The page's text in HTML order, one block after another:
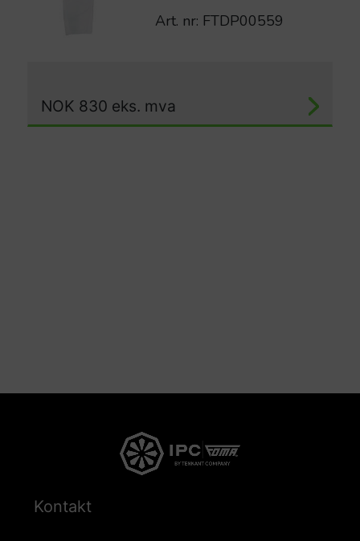
Art. nr: FTDP00559
NOK 830 eks. mva
Kontakt